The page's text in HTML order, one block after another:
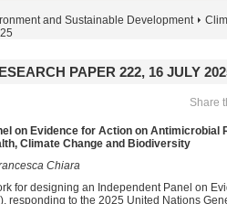
and Sustainable Development
PAPER 222, 16 JULY
Share
on Evidence for Action on Antimicrobial
Climate Change and Biodiversity
Chiara
for designing an Independent Panel on
responding to the 2025 United Nations